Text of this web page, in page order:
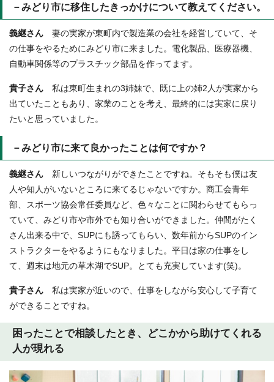
－みどり市に移住したきっかけについて教えてください。
義継さん 妻の実家が東町内で製造業の会社を経営していて、そ
の仕事をやるためにみどり市に来ました。電化製品、医療器機、
自動車関係等のプラスチック部品を作ってます。
貴子さん 私は東町生まれの3姉妹で、既に上の姉2人が実家から
出ていたこともあり、家業のことを考え、最終的には実家に戻り
たいと思っていました。
－みどり市に来て良かったことは何ですか？
義継さん 新しいつながりができたことですね。そもそも僕は友
人や知人がいないところに来てるじゃないですか。商工会青年
部、スポーツ協会常任委員など、色々なことに関わらせてもらっ
ていて、みどり市や市外でも知り合いができました。仲間がたく
さん出来る中で、SUPにも誘ってもらい、数年前からSUPのイン
ストラクターをやるようにもなりました。平日は家の仕事をし
て、週末は地元の草木湖でSUP。とても充実しています(笑)。
貴子さん 私は実家が近いので、仕事をしながら安心して子育て
ができることですね。
困ったことで相談したとき、どこかから助けてくれる
人が現れる